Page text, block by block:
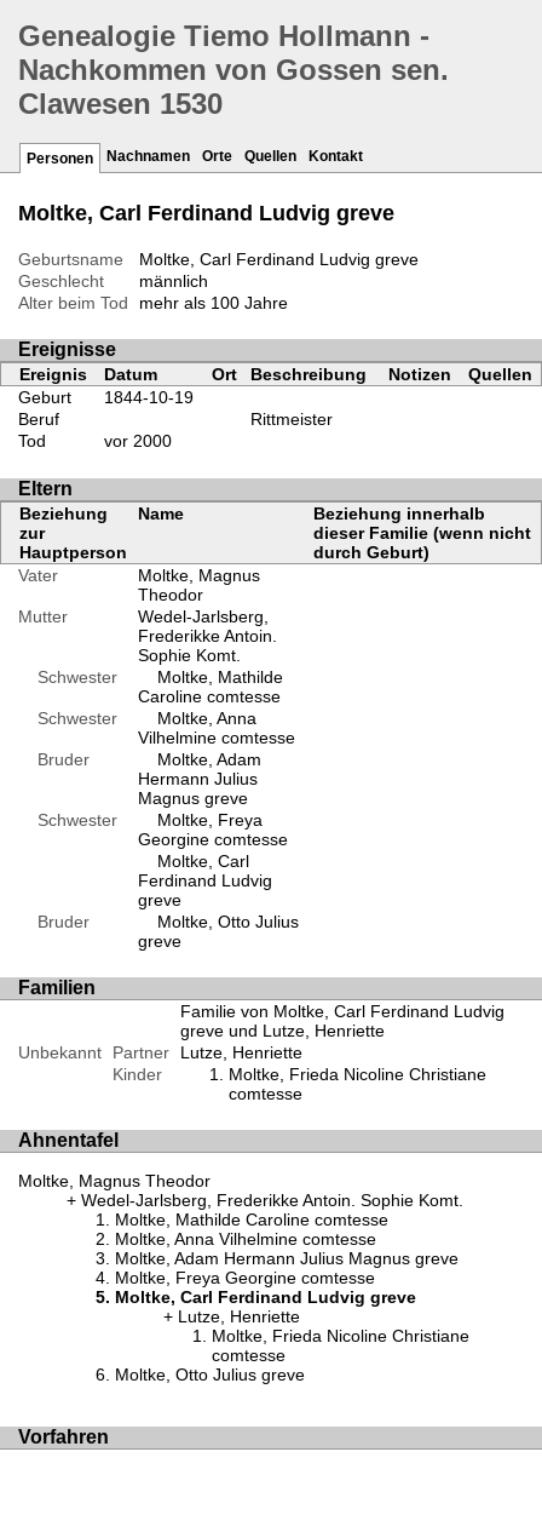
Genealogie Tiemo Hollmann -
Nachkommen von Gossen sen.
Clawesen 1530
Personen Nachnamen Orte Quellen Kontakt
Moltke, Carl Ferdinand Ludvig greve
Geburtsname
Moltke, Carl Ferdinand Ludvig greve
Geschlecht
männlich
Alter beim Tod
mehr als 100 Jahre
Ereignisse
Ereignis Datum Ort Beschreibung Notizen
Quellen
Geburt
1844-10-19
Beruf
Rittmeister
Tod
vor 2000
Eltern
Beziehung
zur
Hauptperson
Name
Beziehung innerhalb
dieser Familie (wenn nicht
durch Geburt)
Vater
Moltke, Magnus
Theodor
Mutter
Wedel-Jarlsberg,
Frederikke Antoin.
Sophie Komt.
Schwester
Moltke, Mathilde
Caroline comtesse
Schwester
Moltke, Anna
Vilhelmine comtesse
Bruder
Moltke, Adam
Hermann Julius
Magnus greve
Schwester
Moltke, Freya
Georgine comtesse
Moltke, Carl
Ferdinand Ludvig
greve
Bruder
Moltke, Otto Julius
greve
Familien
Familie von Moltke, Carl Ferdinand Ludvig
greve und Lutze, Henriette
Unbekannt
Partner
Lutze, Henriette
Kinder
Moltke, Frieda Nicoline Christiane
comtesse
Ahnentafel
Moltke, Magnus Theodor
Wedel-Jarlsberg, Frederikke Antoin. Sophie Komt.
Moltke, Mathilde Caroline comtesse
Moltke, Anna Vilhelmine comtesse
Moltke, Adam Hermann Julius Magnus greve
Moltke, Freya Georgine comtesse
Moltke, Carl Ferdinand Ludvig greve
Lutze, Henriette
Moltke, Frieda Nicoline Christiane
comtesse
Moltke, Otto Julius greve
Vorfahren